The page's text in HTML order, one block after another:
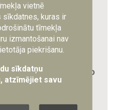
NATO Austrumu
pieauguma dēļ
laboratoriju.
tikt izstrādāti tādi
kalpotu arī citām
vairojot nacionālo
ar globālo
M. Busjērs.
vietnē
kuras ir
tīmekļa
izmantošanai nav
piekrišanu.
sīkdatņu
atzīmējiet savu